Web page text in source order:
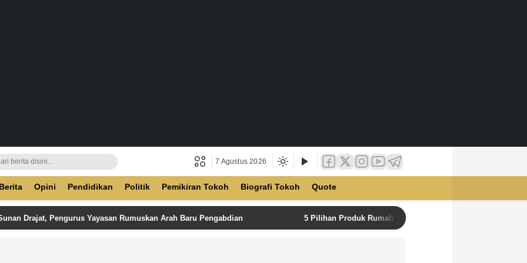
7 Agustus 2026
Berita Opini Pendidikan Politik Pemikiran Tokoh Biografi Tokoh Quote
Drajat, Pengurus Yayasan Rumuskan Arah Baru Pengabdian 5 Pilihan Produk Rumah Tangga Terbaik di Unilever Store